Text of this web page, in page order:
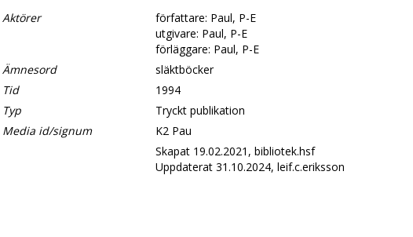
Aktörer
författare: Paul, P-E
utgivare: Paul, P-E
förläggare: Paul, P-E
Ämnesord
släktböcker
Tid
1994
Typ
Tryckt publikation
Media id/signum
K2 Pau
Skapat 19.02.2021, bibliotek.hsf
Uppdaterat 31.10.2024, leif.c.eriksson